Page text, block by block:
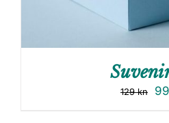
129kn 99